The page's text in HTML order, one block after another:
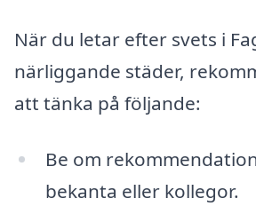
När du letar efter svets i
närliggande städer,
att tänka på följande:
Be om
bekanta eller kollegor.